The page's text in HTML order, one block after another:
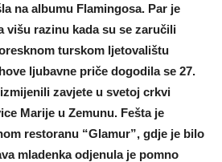
na albumu Flamingosa. Par je
višu razinu kada su se zaručili
turskom ljetovalištu
ljubavne priče dogodila se 27.
zavjete u svetoj crkvi
Marije u Zemunu. Fešta je
restoranu “Glamur”, gdje je bilo
mladenka odjenula je pomno